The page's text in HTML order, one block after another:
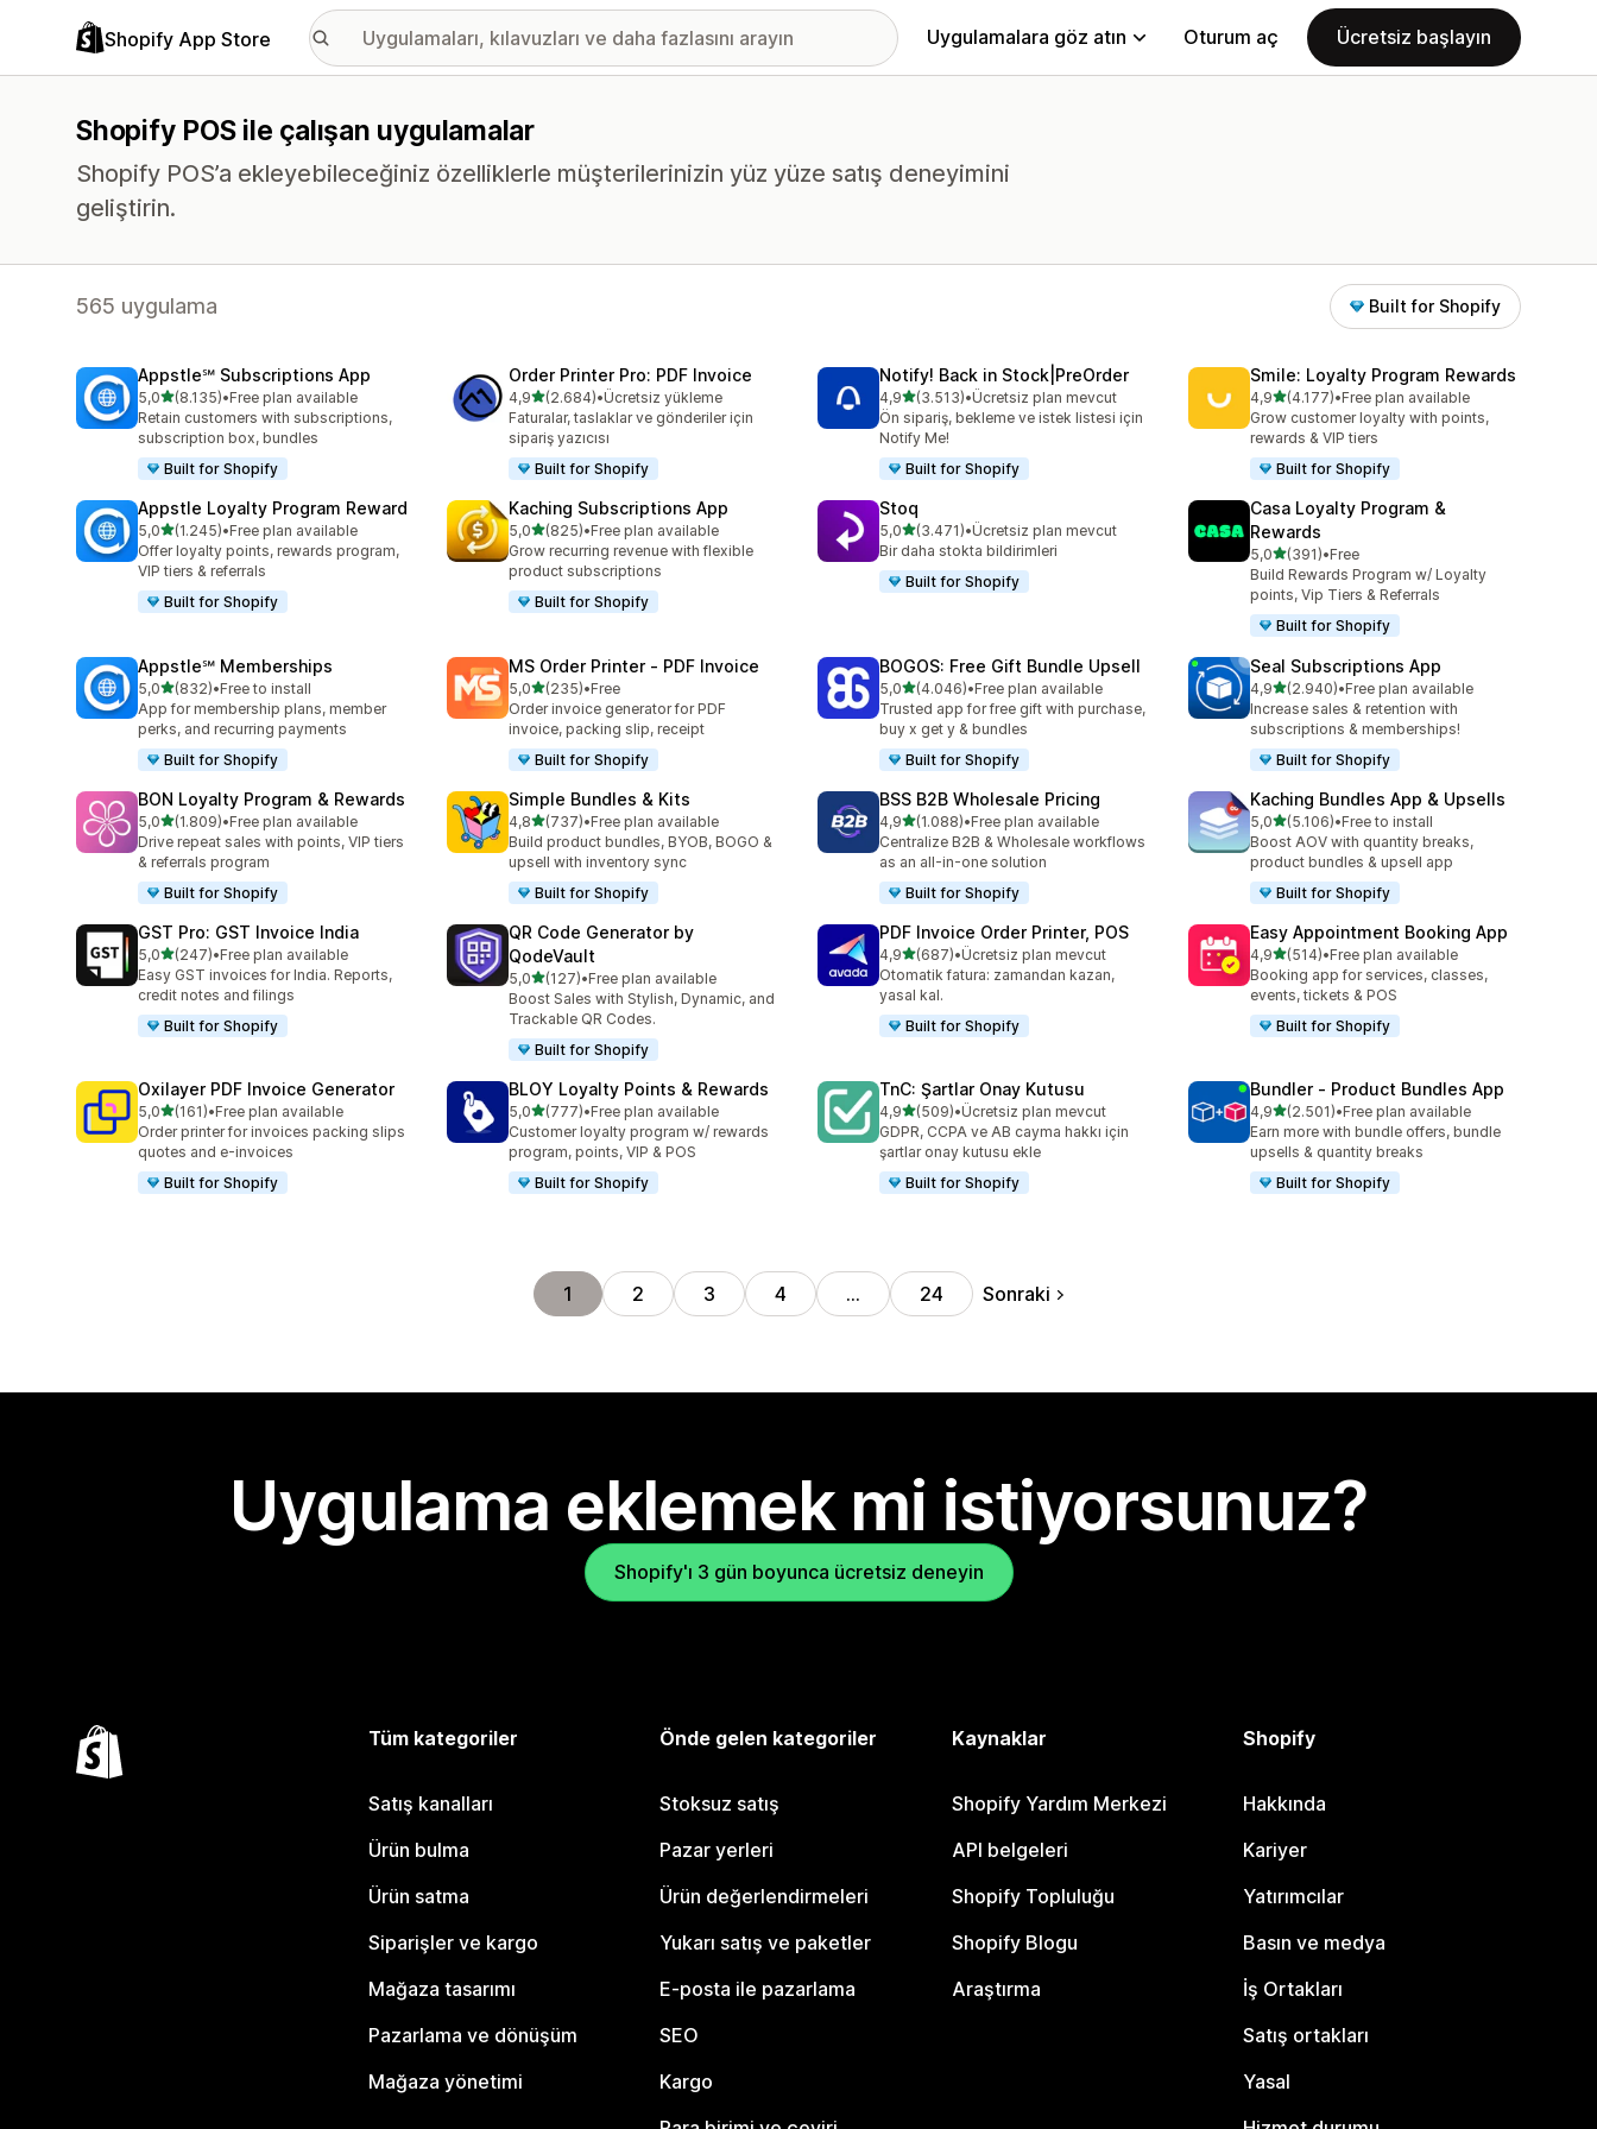
Shopify App Store Uygulamalara göz atın Oturum aç Ücretsiz başlayın
Shopify POS ile çalışan uygulamalar
Shopify POS’a ekleyebileceğiniz özelliklerle müşterilerinizin yüz yüze satış deneyimini
geliştirin.
565 uygulama Built for Shopify
Appstle℠ Subscriptions App
5,05 yıldız üzerinden
(8.135)
toplam 8135 değerlendirme
•Free plan available
Retain customers with subscriptions,
subscription box, bundles
Built for Shopify
Order Printer Pro: PDF Invoice
4,95 yıldız üzerinden
(2.684)
toplam 2684 değerlendirme
•Ücretsiz yükleme
Faturalar, taslaklar ve gönderiler için
sipariş yazıcısı
Built for Shopify
Notify! Back in Stock|PreOrder
4,95 yıldız üzerinden
(3.513)
toplam 3513 değerlendirme
•Ücretsiz plan mevcut
Ön sipariş, bekleme ve istek listesi için
Notify Me!
Built for Shopify
Smile: Loyalty Program Rewards
4,95 yıldız üzerinden
(4.177)
toplam 4177 değerlendirme
•Free plan available
Grow customer loyalty with points,
rewards & VIP tiers
Built for Shopify
Appstle Loyalty Program Reward
5,05 yıldız üzerinden
(1.245)
toplam 1245 değerlendirme
•Free plan available
Offer loyalty points, rewards program,
VIP tiers & referrals
Built for Shopify
Kaching Subscriptions App
5,05 yıldız üzerinden
(825)
toplam 825 değerlendirme
•Free plan available
Grow recurring revenue with flexible
product subscriptions
Built for Shopify
Stoq
5,05 yıldız üzerinden
(3.471)
toplam 3471 değerlendirme
•Ücretsiz plan mevcut
Bir daha stokta bildirimleri
Built for Shopify
Casa Loyalty Program &
Rewards
5,05 yıldız üzerinden
(391)
toplam 391 değerlendirme
•Free
Build Rewards Program w/ Loyalty
points, Vip Tiers & Referrals
Built for Shopify
Appstle℠ Memberships
5,05 yıldız üzerinden
(832)
toplam 832 değerlendirme
•Free to install
App for membership plans, member
perks, and recurring payments
Built for Shopify
MS Order Printer ‑ PDF Invoice
5,05 yıldız üzerinden
(235)
toplam 235 değerlendirme
•Free
Order invoice generator for PDF
invoice, packing slip, receipt
Built for Shopify
BOGOS: Free Gift Bundle Upsell
5,05 yıldız üzerinden
(4.046)
toplam 4046 değerlendirme
•Free plan available
Trusted app for free gift with purchase,
buy x get y & bundles
Built for Shopify
Seal Subscriptions App
4,95 yıldız üzerinden
(2.940)
toplam 2940 değerlendirme
•Free plan available
Increase sales & retention with
subscriptions & memberships!
Built for Shopify
BON Loyalty Program & Rewards
5,05 yıldız üzerinden
(1.809)
toplam 1809 değerlendirme
•Free plan available
Drive repeat sales with points, VIP tiers
& referrals program
Built for Shopify
Simple Bundles & Kits
4,85 yıldız üzerinden
(737)
toplam 737 değerlendirme
•Free plan available
Build product bundles, BYOB, BOGO &
upsell with inventory sync
Built for Shopify
BSS B2B Wholesale Pricing
4,95 yıldız üzerinden
(1.088)
toplam 1088 değerlendirme
•Free plan available
Centralize B2B & Wholesale workflows
as an all-in-one solution
Built for Shopify
Kaching Bundles App & Upsells
5,05 yıldız üzerinden
(5.106)
toplam 5106 değerlendirme
•Free to install
Boost AOV with quantity breaks,
product bundles & upsell app
Built for Shopify
GST Pro: GST Invoice India
5,05 yıldız üzerinden
(247)
toplam 247 değerlendirme
•Free plan available
Easy GST invoices for India. Reports,
credit notes and filings
Built for Shopify
QR Code Generator by
QodeVault
5,05 yıldız üzerinden
(127)
toplam 127 değerlendirme
•Free plan available
Boost Sales with Stylish, Dynamic, and
Trackable QR Codes.
Built for Shopify
PDF Invoice Order Printer, POS
4,95 yıldız üzerinden
(687)
toplam 687 değerlendirme
•Ücretsiz plan mevcut
Otomatik fatura: zamandan kazan,
yasal kal.
Built for Shopify
Easy Appointment Booking App
4,95 yıldız üzerinden
(514)
toplam 514 değerlendirme
•Free plan available
Booking app for services, classes,
events, tickets & POS
Built for Shopify
Oxilayer PDF Invoice Generator
5,05 yıldız üzerinden
(161)
toplam 161 değerlendirme
•Free plan available
Order printer for invoices packing slips
quotes and e-invoices
Built for Shopify
BLOY Loyalty Points & Rewards
5,05 yıldız üzerinden
(777)
toplam 777 değerlendirme
•Free plan available
Customer loyalty program w/ rewards
program, points, VIP & POS
Built for Shopify
TnC: Şartlar Onay Kutusu
4,95 yıldız üzerinden
(509)
toplam 509 değerlendirme
•Ücretsiz plan mevcut
GDPR, CCPA ve AB cayma hakkı için
şartlar onay kutusu ekle
Built for Shopify
Bundler ‑ Product Bundles App
4,95 yıldız üzerinden
(2.501)
toplam 2501 değerlendirme
•Free plan available
Earn more with bundle offers, bundle
upsells & quantity breaks
Built for Shopify
1 2 3 4 … 24 Sonraki
Uygulama eklemek mi istiyorsunuz?
Shopify'ı 3 gün boyunca ücretsiz deneyin
Tüm kategoriler
Satış kanalları
Ürün bulma
Ürün satma
Siparişler ve kargo
Mağaza tasarımı
Pazarlama ve dönüşüm
Mağaza yönetimi
Önde gelen kategoriler
Stoksuz satış
Pazar yerleri
Ürün değerlendirmeleri
Yukarı satış ve paketler
E-posta ile pazarlama
SEO
Kargo
Kaynaklar
Shopify Yardım Merkezi
API belgeleri
Shopify Topluluğu
Shopify Blogu
Araştırma
Shopify
Hakkında
Kariyer
Yatırımcılar
Basın ve medya
İş Ortakları
Satış ortakları
Yasal